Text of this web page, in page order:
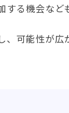
る機会など
可能性が広